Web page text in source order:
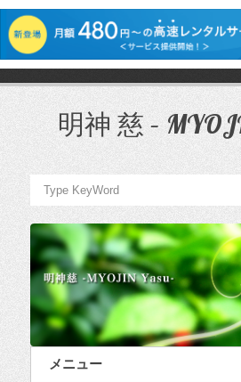
ス
明神 慈 –
メニュー